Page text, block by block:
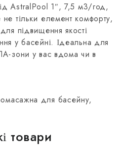
AstralPool 1″, 7,5 м3/год,
тільки елемент комфорту,
підвищення якості
у басейні. Ідеальна для
зони у вас вдома чи в
для басейну,
товари